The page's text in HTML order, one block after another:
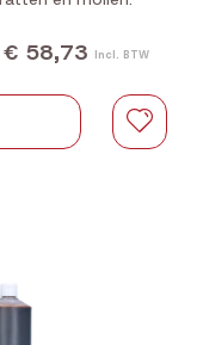
€ 58,73 Incl. BTW